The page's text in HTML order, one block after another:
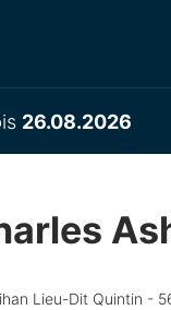
26.08.2026
Lieu-Dit Quintin -